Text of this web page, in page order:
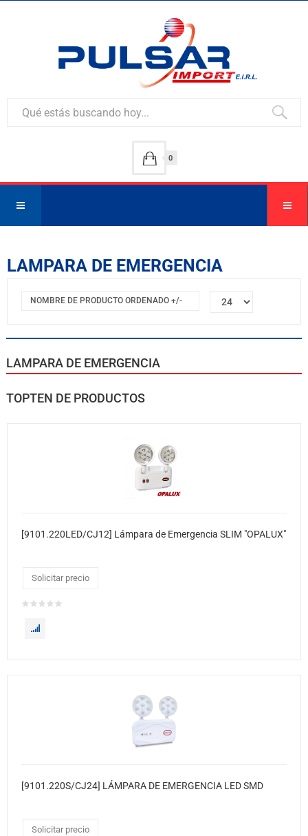
0
LAMPARA DE EMERGENCIA
NOMBRE DE PRODUCTO ORDENADO +/-
LAMPARA DE EMERGENCIA
TOPTEN DE PRODUCTOS
[9101.220LED/CJ12] Lámpara de Emergencia SLIM "OPALUX"
Solicitar precio
[9101.220S/CJ24] LÁMPARA DE EMERGENCIA LED SMD
Solicitar precio